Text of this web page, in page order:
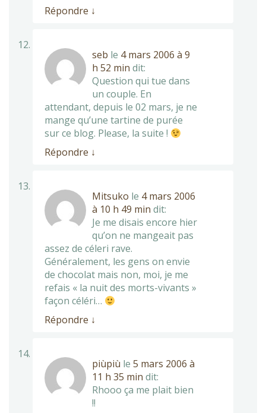
Répondre ↓
seb le 4 mars 2006 à 9
h 52 min dit:
Question qui tue dans
un couple. En
attendant, depuis le 02 mars, je ne
mange qu’une tartine de purée
sur ce blog. Please, la suite !
Répondre ↓
Mitsuko le 4 mars 2006
à 10 h 49 min dit:
Je me disais encore hier
qu’on ne mangeait pas
assez de céleri rave.
Généralement, les gens on envie
de chocolat mais non, moi, je me
refais « la nuit des morts-vivants »
façon céléri…
Répondre ↓
piùpiù le 5 mars 2006 à
11 h 35 min dit:
Rhooo ça me plait bien
!!